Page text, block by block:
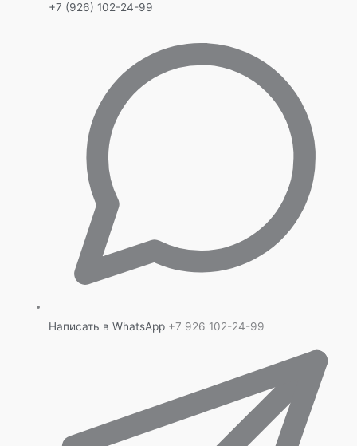
+7 (926) 102-24-99
Написать в WhatsApp +7 926 102-24-99